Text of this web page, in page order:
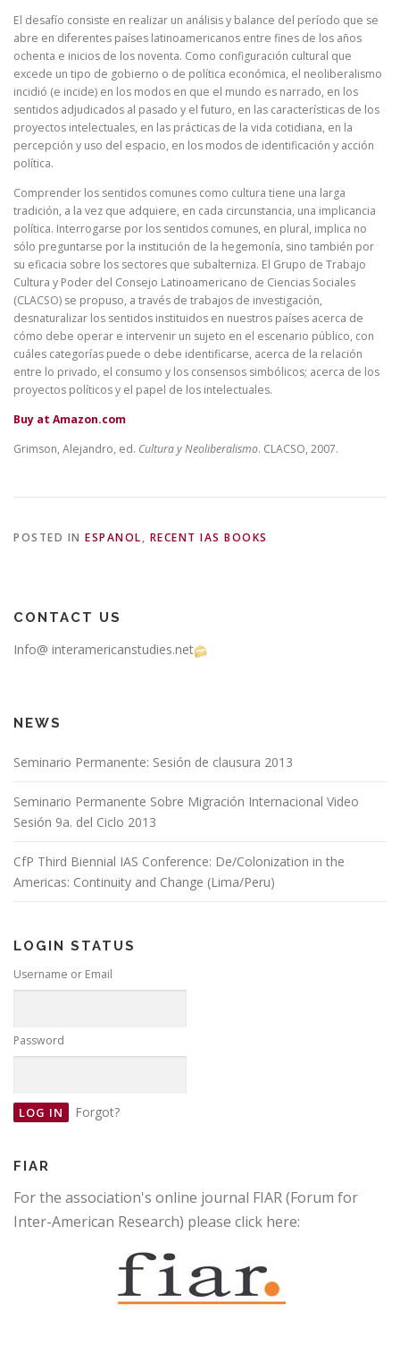
El desafío consiste en realizar un análisis y balance del período que se
abre en diferentes países latinoamericanos entre fines de los años
ochenta e inicios de los noventa. Como configuración cultural que
excede un tipo de gobierno o de política económica, el neoliberalismo
incidió (e incide) en los modos en que el mundo es narrado, en los
sentidos adjudicados al pasado y el futuro, en las características de los
proyectos intelectuales, en las prácticas de la vida cotidiana, en la
percepción y uso del espacio, en los modos de identificación y acción
política.
Comprender los sentidos comunes como cultura tiene una larga
tradición, a la vez que adquiere, en cada circunstancia, una implicancia
política. Interrogarse por los sentidos comunes, en plural, implica no
sólo preguntarse por la institución de la hegemonía, sino también por
su eficacia sobre los sectores que subalterniza. El Grupo de Trabajo
Cultura y Poder del Consejo Latinoamericano de Ciencias Sociales
(CLACSO) se propuso, a través de trabajos de investigación,
desnaturalizar los sentidos instituidos en nuestros países acerca de
cómo debe operar e intervenir un sujeto en el escenario público, con
cuáles categorías puede o debe identificarse, acerca de la relación
entre lo privado, el consumo y los consensos simbólicos; acerca de los
proyectos políticos y el papel de los intelectuales.
Buy at Amazon.com
Grimson, Alejandro, ed. Cultura y Neoliberalismo. CLACSO, 2007.
POSTED IN ESPANOL, RECENT IAS BOOKS
CONTACT US
Info@ interamericanstudies.net
NEWS
Seminario Permanente: Sesión de clausura 2013
Seminario Permanente Sobre Migración Internacional Video
Sesión 9a. del Ciclo 2013
CfP Third Biennial IAS Conference: De/Colonization in the
Americas: Continuity and Change (Lima/Peru)
LOGIN STATUS
Username or Email
Password
Forgot?
FIAR
For the association's online journal FIAR (Forum for
Inter-American Research) please click here: